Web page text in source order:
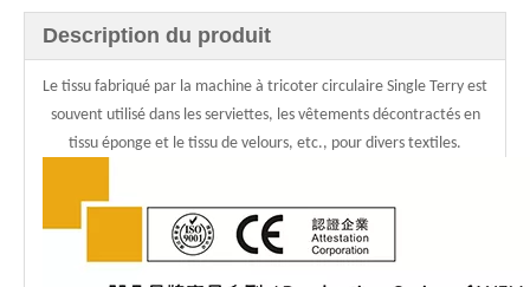
Description du produit
Le tissu fabriqué par la machine à tricoter circulaire Single Terry est
souvent utilisé dans les serviettes, les vêtements décontractés en
tissu éponge et le tissu de velours, etc., pour divers textiles.